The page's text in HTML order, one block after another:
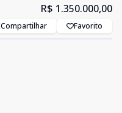
R$ 1.350.000,00
Compartilhar Favorito